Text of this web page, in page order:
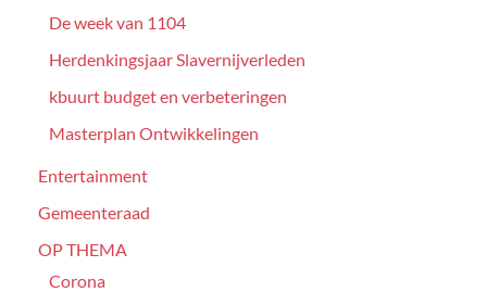
De week van 1104
Herdenkingsjaar Slavernijverleden
kbuurt budget en verbeteringen
Masterplan Ontwikkelingen
Entertainment
Gemeenteraad
OP THEMA
Corona